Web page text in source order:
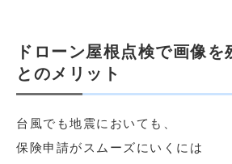
ドローン屋根点検で画像を
とのメリット
台風でも地震においても、
保険申請がスムーズにいくには